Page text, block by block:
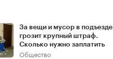
За вещи и мусор в подъезде
грозит крупный штраф.
Сколько нужно заплатить
Общество